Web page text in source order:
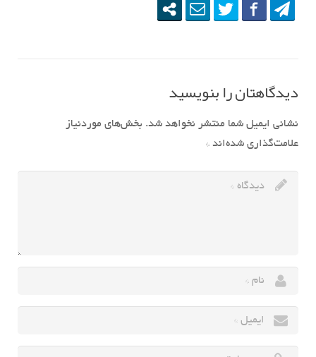
دیدگاهتان را بنویسید
نشانی ایمیل شما منتشر نخواهد شد. بخش‌های موردنیاز
علامت‌گذاری شده‌اند *